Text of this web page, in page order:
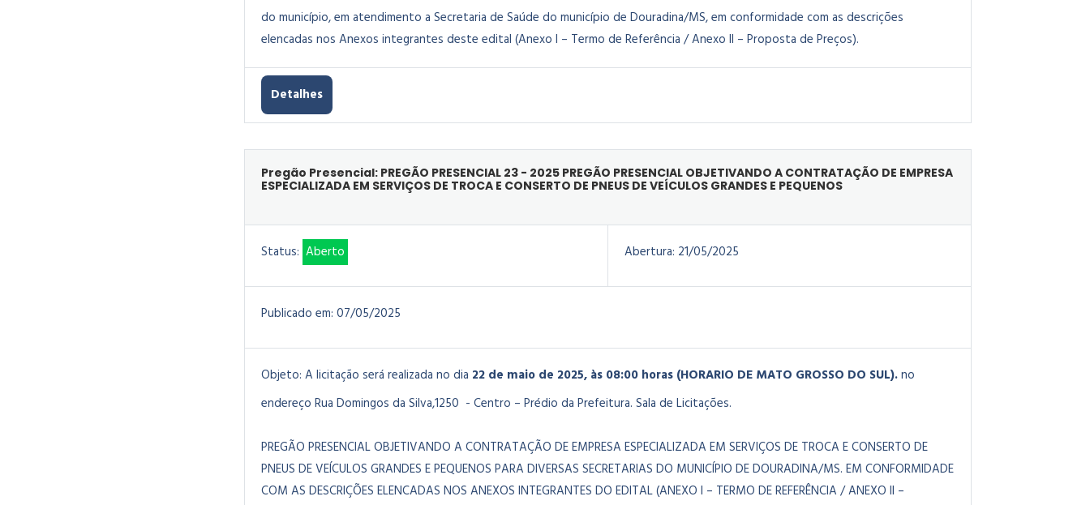
do município, em atendimento a Secretaria de Saúde do município de Douradina/MS, em conformidade com as descrições
elencadas nos Anexos integrantes deste edital (Anexo I – Termo de Referência / Anexo II – Proposta de Preços).
Detalhes
Pregão Presencial: PREGÃO PRESENCIAL 23 - 2025 PREGÃO PRESENCIAL OBJETIVANDO A CONTRATAÇÃO DE EMPRESA
ESPECIALIZADA EM SERVIÇOS DE TROCA E CONSERTO DE PNEUS DE VEÍCULOS GRANDES E PEQUENOS
Status: Aberto Abertura: 21/05/2025
Publicado em: 07/05/2025
Objeto: A licitação será realizada no dia 22 de maio de 2025, às 08:00 horas (HORARIO DE MATO GROSSO DO SUL).no
endereço Rua Domingos da Silva,1250 - Centro – Prédio da Prefeitura. Sala de Licitações.
PREGÃO PRESENCIAL OBJETIVANDO A CONTRATAÇÃO DE EMPRESA ESPECIALIZADA EM SERVIÇOS DE TROCA E CONSERTO DE
PNEUS DE VEÍCULOS GRANDES E PEQUENOS PARA DIVERSAS SECRETARIAS DO MUNICÍPIO DE DOURADINA/MS. EM CONFORMIDADE
COM AS DESCRIÇÕES ELENCADAS NOS ANEXOS INTEGRANTES DO EDITAL (ANEXO I – TERMO DE REFERÊNCIA / ANEXO II –